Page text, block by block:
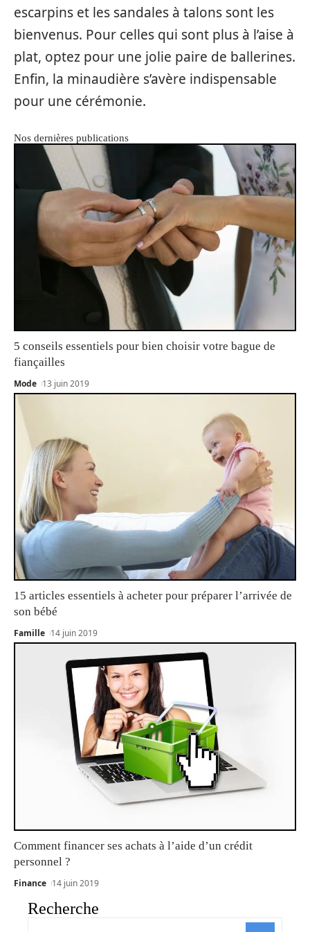
escarpins et les sandales à talons sont les
bienvenus. Pour celles qui sont plus à l’aise à
plat, optez pour une jolie paire de ballerines.
Enfin, la minaudière s’avère indispensable
pour une cérémonie.
Nos dernières publications
5 conseils essentiels pour bien choisir votre bague de
fiançailles
Mode 13 juin 2019
15 articles essentiels à acheter pour préparer l’arrivée de
son bébé
Famille 14 juin 2019
Comment financer ses achats à l’aide d’un crédit
personnel ?
Finance 14 juin 2019
Recherche